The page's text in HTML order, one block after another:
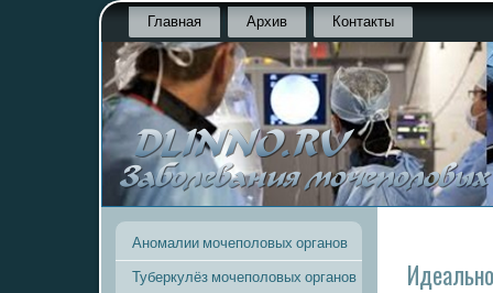
Главная Архив Контакты
Аномалии мочеполовых органов
Туберкулёз мочеполовых органов